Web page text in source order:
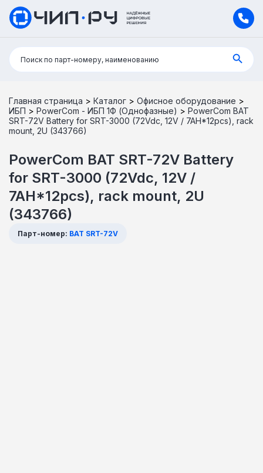
Поиск:
Поиск по парт-номеру, наименованию
Главная страница > Каталог > Офисное оборудование >
ИБП > PowerCom - ИБП 1Ф (Однофазные) > PowerCom BAT
SRT-72V Battery for SRT-3000 (72Vdc, 12V / 7AH*12pcs), rack
mount, 2U (343766)
PowerCom BAT SRT-72V Battery
for SRT-3000 (72Vdc, 12V /
7AH*12pcs), rack mount, 2U
(343766)
Парт-номер: BAT SRT-72V